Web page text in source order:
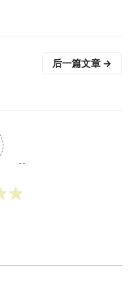
后一篇文章 →